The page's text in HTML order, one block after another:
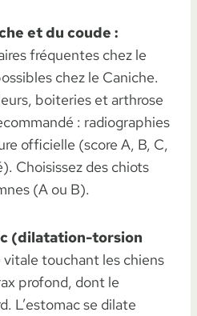
et du coude :
fréquentes chez le
chez le Caniche.
boiteries et arthrose
: radiographies
officielle (score A, B, C,
Choisissez des chiots
(A ou B).
(dilatation-torsion
vitale touchant les chiens
profond, dont le
L’estomac se dilate